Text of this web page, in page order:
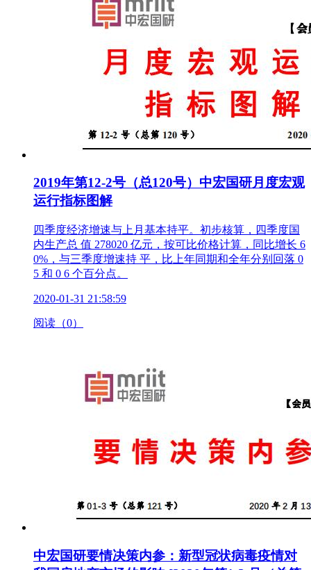
2019年第12-2号（总120号）中宏国研月度宏观
运行指标图解
四季度经济增速与上月基本持平。初步核算，四季度国
内生产总 值 278020 亿元，按可比价格计算，同比增长 6
0%，与三季度增速持 平，比上年同期和全年分别回落 0
5 和 0 6 个百分点。
2020-01-31 21:58:59
阅读（0）
中宏国研要情决策内参：新型冠状病毒疫情对